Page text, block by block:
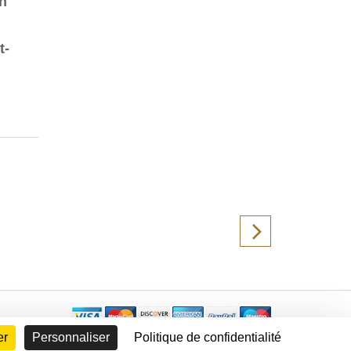
Personnaliser Politique de confidentialité